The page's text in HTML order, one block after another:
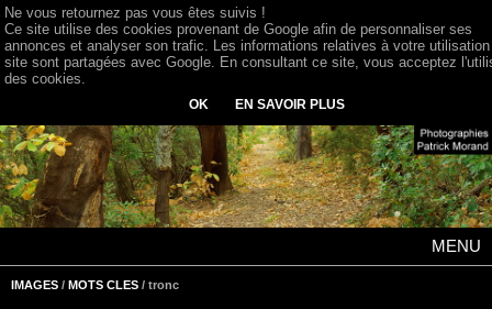
MENU
IMAGES / MOTS CLES / tronc
Ne vous retournez pas vous êtes suivis !
Ce site utilise des cookies provenant de Google afin de personnaliser ses
annonces et analyser son trafic. Les informations relatives à votre
site sont partagées avec Google. En consultant ce site, vous acceptez
des cookies.
OK EN SAVOIR PLUS